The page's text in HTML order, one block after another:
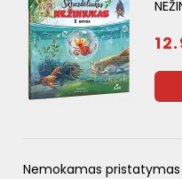
Nemokamas pristatymas